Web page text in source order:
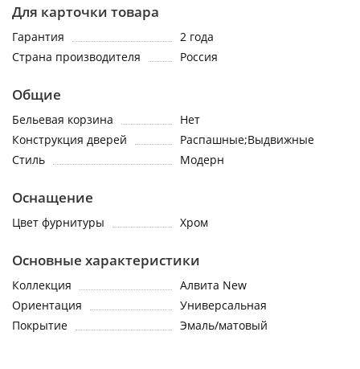
Для карточки товара
Гарантия
2 года
Страна производителя
Россия
Общие
Бельевая корзина
Нет
Конструкция дверей
Распашные;Выдвижные
Стиль
Модерн
Оснащение
Цвет фурнитуры Хром
Основные характеристики
Коллекция
Алвита New
Ориентация
Универсальная
Покрытие
Эмаль/матовый